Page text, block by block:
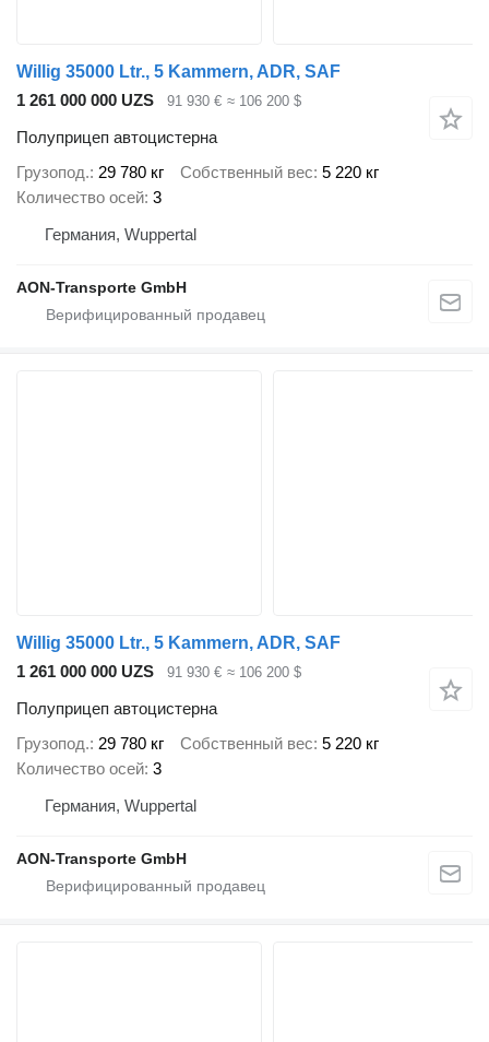
Willig 35000 Ltr., 5 Kammern, ADR, SAF
1 261 000 000 UZS
91 930 € ≈ 106 200 $
Полуприцеп автоцистерна
Грузопод. 29 780 кг Собственный вес 5 220 кг
Количество осей 3
Германия, Wuppertal
AON-Transporte GmbH
Willig 35000 Ltr., 5 Kammern, ADR, SAF
1 261 000 000 UZS
91 930 € ≈ 106 200 $
Полуприцеп автоцистерна
Грузопод. 29 780 кг Собственный вес 5 220 кг
Количество осей 3
Германия, Wuppertal
AON-Transporte GmbH